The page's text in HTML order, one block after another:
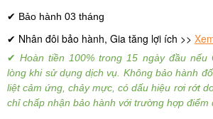
✔ Bảo hành 03 tháng
✔ Nhân đôi bảo hành, Gia tăng lợi ích >>
✔Hoàn tiền 100% trong 15 ngày đầu nếu
lòng khi sử dụng dịch vụ. Không bảo hành
liệt cảm ứng, chảy mực, có dấu hiệu rơi rớt
chỉ chấp nhận bảo hành với trường hợp điểm